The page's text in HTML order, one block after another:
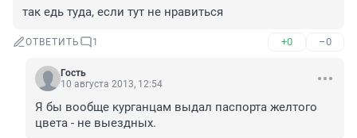
так едь туда, если тут не нравиться
ОТВЕТИТЬ 1 +0 –0
Гость
10 августа 2013, 12:54
Я бы вообще курганцам выдал паспорта желтого
цвета - не выездных.